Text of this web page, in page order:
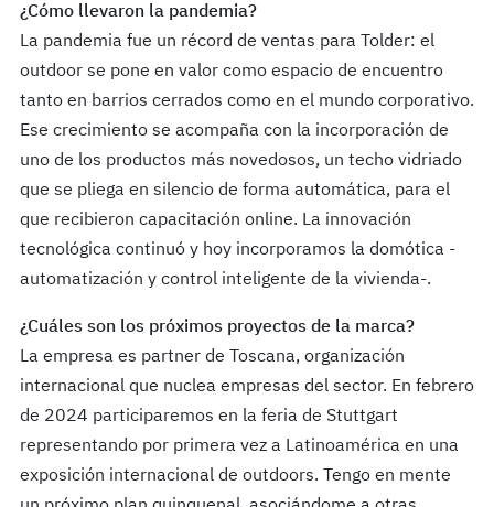
¿Cómo llevaron la pandemia?
La pandemia fue un récord de ventas para Tolder: el
outdoor se pone en valor como espacio de encuentro
tanto en barrios cerrados como en el mundo corporativo.
Ese crecimiento se acompaña con la incorporación de
uno de los productos más novedosos, un techo vidriado
que se pliega en silencio de forma automática, para el
que recibieron capacitación online. La innovación
tecnológica continuó y hoy incorporamos la domótica -
automatización y control inteligente de la vivienda-.
¿Cuáles son los próximos proyectos de la marca?
La empresa es partner de Toscana, organización
internacional que nuclea empresas del sector. En febrero
de 2024 participaremos en la feria de Stuttgart
representando por primera vez a Latinoamérica en una
exposición internacional de outdoors. Tengo en mente